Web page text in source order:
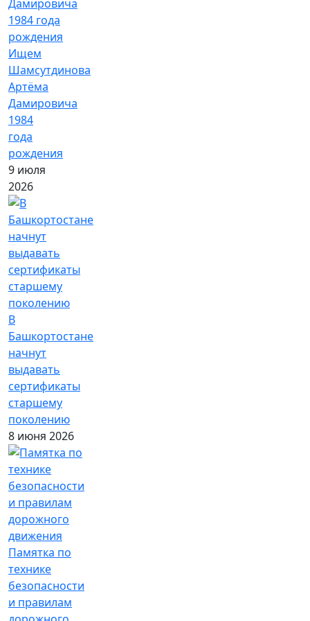
Ищем
Шамсутдинова
Артёма
Дамировича
1984
года
рождения
9 июля
2026
В
Башкортостане
начнут
выдавать
сертификаты
старшему
поколению
8 июня 2026
Памятка по
технике
безопасности
и правилам